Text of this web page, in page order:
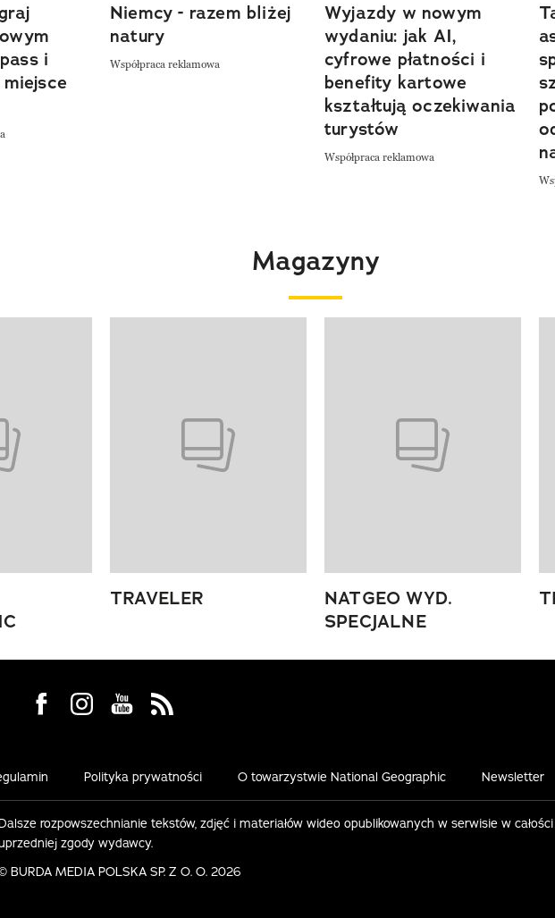
i
Niemcy - razem bliżej
natury
Współpraca reklamowa
Wyjazdy w nowym
wydaniu: jak AI,
cyfrowe płatności i
benefity kartowe
kształtują oczekiwania
turystów
Współpraca reklamowa
Magazyny
TRAVELER
NATGEO WYD.
SPECJALNE
Visit us on Facebook
Visit us on Instagram
Visit us on Youtube
Visit us on Rss
Polityka prywatności O towarzystwie National Geographic Newsletter
rozpowszechnianie tekstów, zdjęć i materiałów wideo opublikowanych w serwisie w
zgody wydawcy.
BURDA MEDIA POLSKA SP. Z O. O. 2026